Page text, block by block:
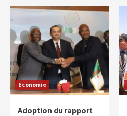
Economie
Adoption du rapport